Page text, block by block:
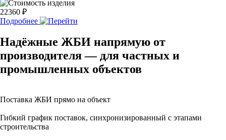
22360 ₽
Подробнее
Надёжные ЖБИ напрямую от
производителя — для частных и
промышленных объектов
Поставка ЖБИ прямо на объект
Гибкий график поставок, синхронизированный с этапами
строительства